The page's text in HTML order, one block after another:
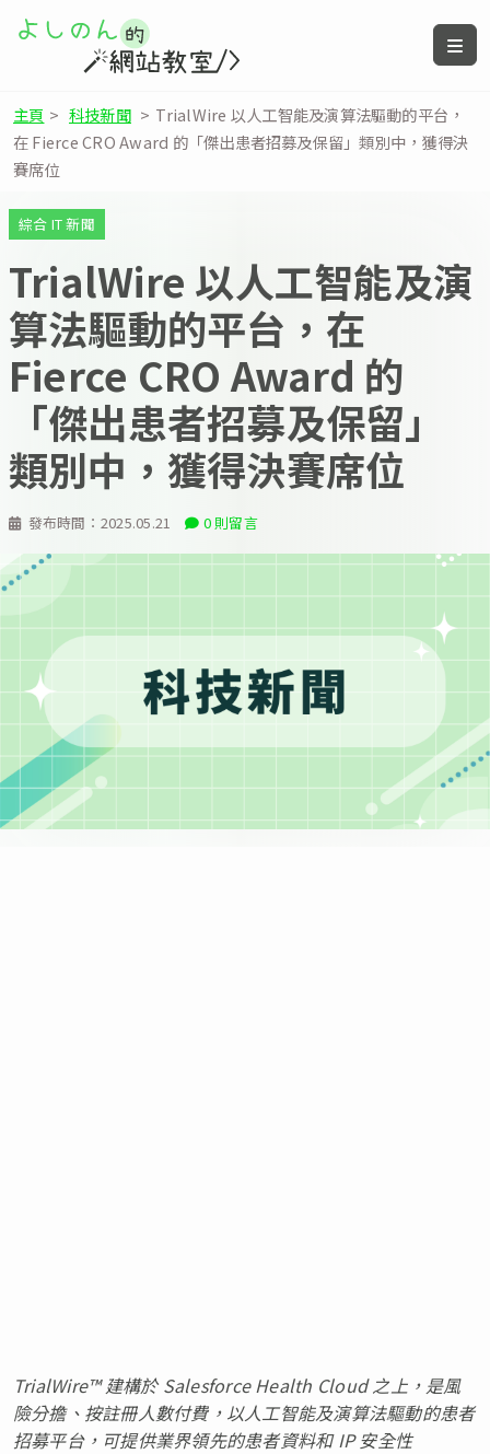
主頁 > 科技新聞 > TrialWire 以人工智能及演算法驅動的平台，
在 Fierce CRO Award 的「傑出患者招募及保留」類別中，獲得決
賽席位
發布時間： 2025.05.21 0 則留言
綜合 IT 新聞
TrialWire 以人工智能及演
算法驅動的平台，在
Fierce CRO Award 的
「傑出患者招募及保留」
類別中，獲得決賽席位
TrialWire™ 建構於 Salesforce Health Cloud 之上，是風
險分擔、按註冊人數付費，以人工智能及演算法驅動的患者
招募平台，可提供業界領先的患者資料和 IP 安全性